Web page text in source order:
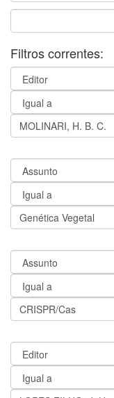
Filtros correntes: